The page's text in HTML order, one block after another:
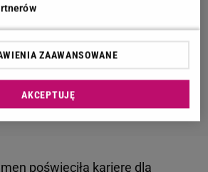
poświęciła karierę dla
ZAAWANSOWANE
AKCEPTUJĘ